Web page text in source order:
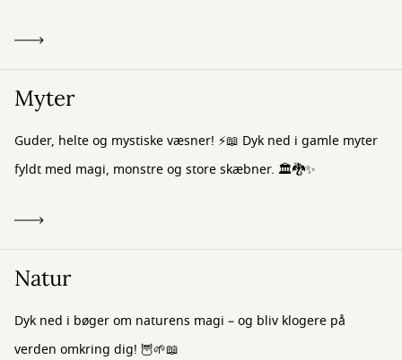
Myter
Guder, helte og mystiske væsner! ⚡📖 Dyk ned i gamle myter
fyldt med magi, monstre og store skæbner. 🏛️🐉✨
Natur
Dyk ned i bøger om naturens magi – og bliv klogere på
verden omkring dig! 🦉🌱📖